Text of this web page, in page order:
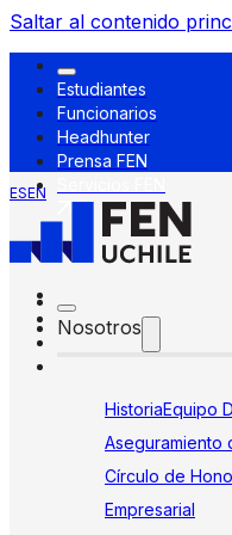
Saltar al contenido
Estudiantes
Funcionarios
Headhunter
Prensa FEN
ESEN
Nosotros
HistoriaEquipo
Aseguramiento
Círculo de
Empresarial